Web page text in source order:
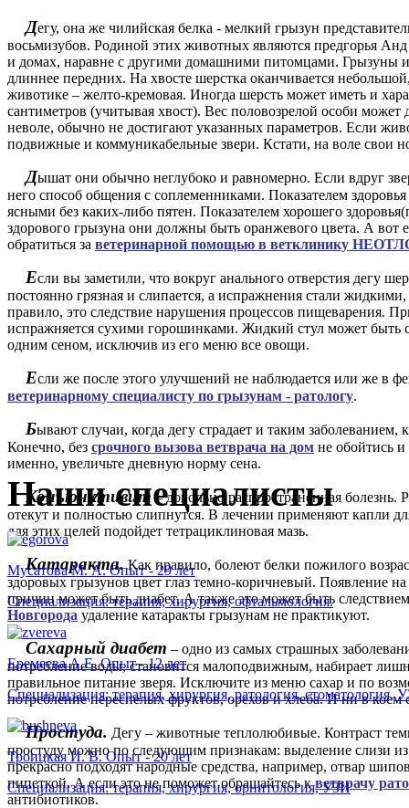
Дегу, она же чилийская белка - мелкий грызун
восьмизубов. Родиной этих животных являются предгорья
и домах, наравне с другими домашними питомцами. Грызуны
длиннее передних. На хвосте шерстка оканчивается
животике – желто-кремовая. Иногда шерсть может иметь и
сантиметров (учитывая хвост). Вес половозрелой особи
неволе, обычно не достигают указанных параметров. Если
подвижные и коммуникабельные звери. Кстати, на воле свои
Дышат они обычно неглубоко и равномерно. Если вдруг
него способ общения с соплеменниками. Показателем
ясными без каких-либо пятен. Показателем хорошего
здорового грызуна они должны быть оранжевого цвета. А
обратиться за ветеринарной помощью в ветклинику
Если вы заметили, что вокруг анального отверстия дегу
постоянно грязная и слипается, а испражнения стали
правило, это следствие нарушения процессов пищеварения.
испражняется сухими горошинками. Жидкий стул может быть
одним сеном, исключив из его меню все овощи.
Если же после этого улучшений не наблюдается или же в
ветеринарному специалисту по грызунам - ратологу.
Бывают случаи, когда дегу страдает и таким заболеванием,
Конечно, без срочного вызова ветврача на дом не обойтись
именно, увеличьте дневную норму сена.
Конъюнктивит– довольно распространенная
отекут и полностью слипнутся. В лечении применяют капли
для этих целей подойдет тетрациклиновая мазь.
Катаракта.Как правило, болеют белки пожилого
здоровых грызунов цвет глаз темно-коричневый. Появление
причин может быть диабет. А также это может быть
Новгорода удаление катаракты грызунам не практикуют.
Сахарный диабет – одно из самых страшных
потребление воды, становится малоподвижным, набирает
правильное питание зверя. Исключите из меню сахар и по
потребление переспелых фруктов, орехов и хлеба. И ни в
Простуда. Дегу – животные теплолюбивые. Контраст
простуду можно по следующим признакам: выделение слизи
прекрасно подходят народные средства, например, отвар
пипеткой. А если это не поможет обращайтесь кветврачу
антибиотиков.
Наши специалисты
Мусатова М. А. Опыт - 29 лет
Специализация: терапия, хирургия, офтальмология.
Еремеева А.Е. Опыт - 12 лет
Специализация: терапия, хирургия, ратология, стоматология,
Троицкая И. В. Опыт - 20 лет
Специализация: терапия, хирургия, орнитология, УЗИ